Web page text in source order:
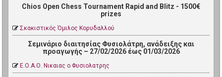
Chios Open Chess Tournament Rapid and Blitz - 1500€
prizes
Σκακιστικός Όμιλος Κορυδαλλού
Σεμινάριο διαιτησίας Φυσιολάτρη, ανάδειξης και
προαγωγής – 27/02/2026 έως 01/03/2026
Ε.Ο.Α.Ο. Νικαιας ο Φυσιολατρης